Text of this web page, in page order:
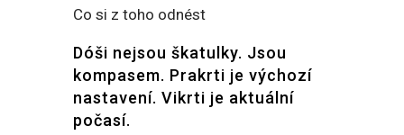
Co si z toho odnést
Dóši nejsou škatulky. Jsou
kompasem. Prakrti je výchozí
nastavení. Vikrti je aktuální
počasí.